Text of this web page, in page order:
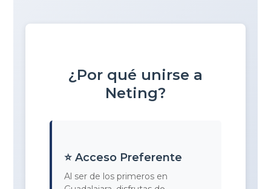
¿Por qué unirse a
Neting?
⭐ Acceso Preferente
Al ser de los primeros en